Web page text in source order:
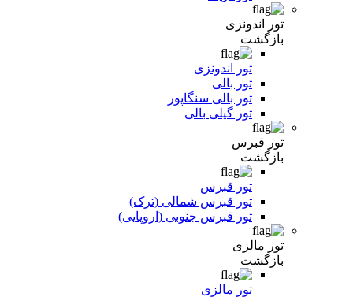
تور اندونزی
بازگشت
تور اندونزی
تور بالی
تور بالی سنگاپور
تور گیلی بالی
تور قبرس
بازگشت
تور قبرس
تور قبرس شمالی (ترک)
تور قبرس جنوبی (اروپایی)
تور مالزی
بازگشت
تور مالزی